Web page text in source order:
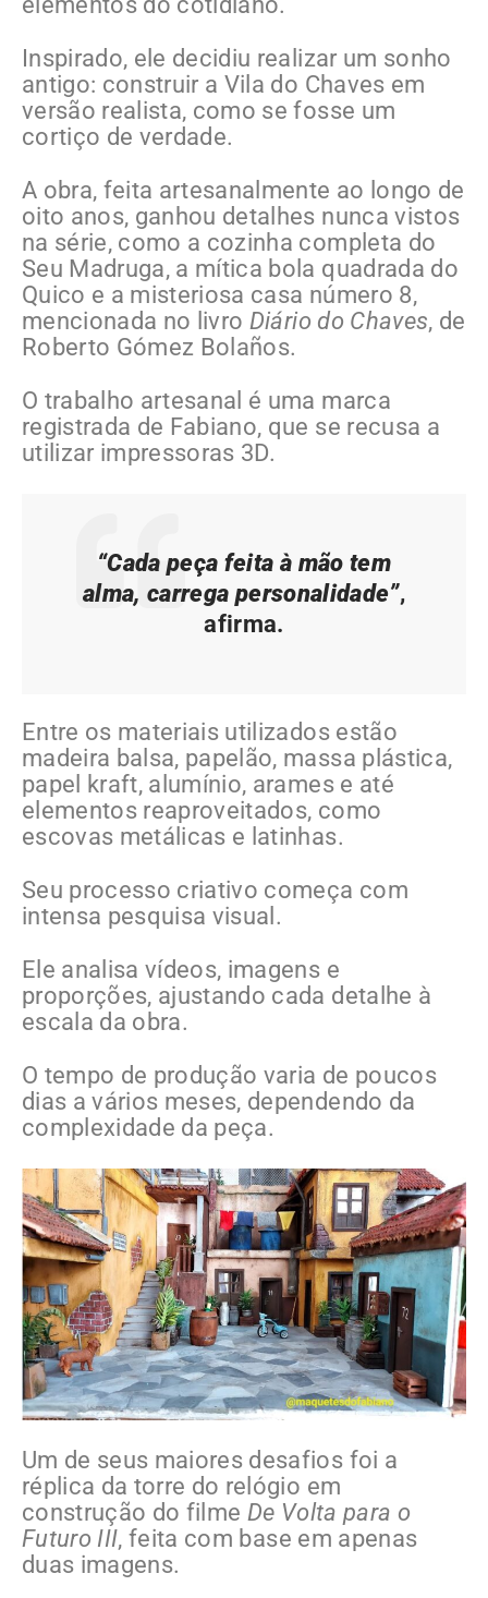
Inspirado, ele decidiu realizar um sonho
antigo: construir a Vila do Chaves em
versão realista, como se fosse um
cortiço de verdade.
A obra, feita artesanalmente ao longo de
oito anos, ganhou detalhes nunca vistos
na série, como a cozinha completa do
Seu Madruga, a mítica bola quadrada do
Quico e a misteriosa casa número 8,
mencionada no livro Diário do Chaves, de
Roberto Gómez Bolaños.
O trabalho artesanal é uma marca
registrada de Fabiano, que se recusa a
utilizar impressoras 3D.
“Cada peça feita à mão tem
alma, carrega personalidade”,
afirma.
Entre os materiais utilizados estão
madeira balsa, papelão, massa plástica,
papel kraft, alumínio, arames e até
elementos reaproveitados, como
escovas metálicas e latinhas.
Seu processo criativo começa com
intensa pesquisa visual.
Ele analisa vídeos, imagens e
proporções, ajustando cada detalhe à
escala da obra.
O tempo de produção varia de poucos
dias a vários meses, dependendo da
complexidade da peça.
Um de seus maiores desafios foi a
réplica da torre do relógio em
construção do filme De Volta para o
Futuro III, feita com base em apenas
duas imagens.